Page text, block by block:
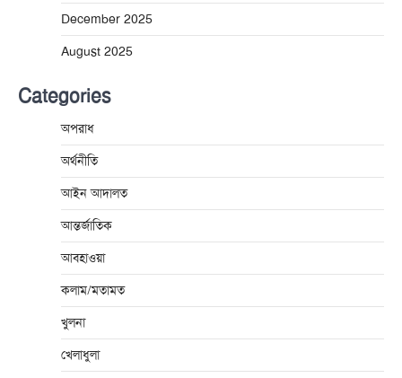
December 2025
August 2025
Categories
অপরাধ
অর্থনীতি
আইন আদালত
আন্তর্জাতিক
আবহাওয়া
কলাম/মতামত
খুলনা
খেলাধুলা